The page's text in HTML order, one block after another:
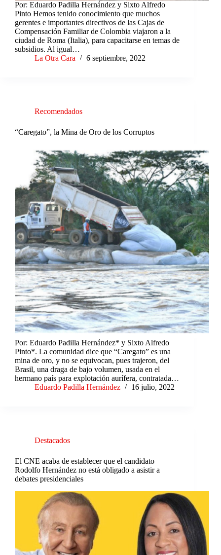
Por: Eduardo Padilla Hernández y Sixto Alfredo
Pinto Hemos tenido conocimiento que muchos
gerentes e importantes directivos de las Cajas de
Compensación Familiar de Colombia viajaron a la
ciudad de Roma (Italia), para capacitarse en temas de
subsidios. Al igual…
La Otra Cara
6 septiembre, 2022
Recomendados
“Caregato”, la Mina de Oro de los Corruptos
Por: Eduardo Padilla Hernández* y Sixto Alfredo
Pinto*. La comunidad dice que “Caregato” es una
mina de oro, y no se equivocan, pues trajeron, del
Brasil, una draga de bajo volumen, usada en el
hermano país para explotación aurífera, contratada…
Eduardo Padilla Hernández
16 julio, 2022
Destacados
El CNE acaba de establecer que el candidato
Rodolfo Hernández no está obligado a asistir a
debates presidenciales